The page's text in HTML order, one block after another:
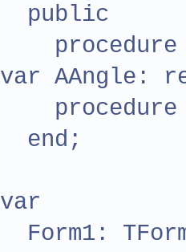
public
procedure
var AAngle:
procedure
end;
var
Form1: